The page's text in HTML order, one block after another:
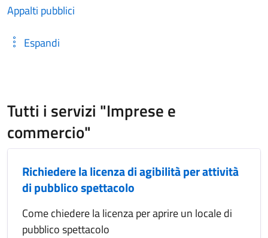
Appalti pubblici
Espandi
Tutti i servizi "Imprese e
commercio"
Richiedere la licenza di agibilità per attività
di pubblico spettacolo
Come chiedere la licenza per aprire un locale di
pubblico spettacolo